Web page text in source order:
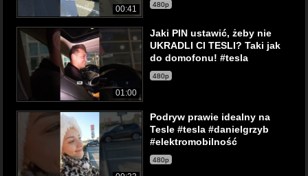
00:41 480p
01:00
Jaki PIN ustawić, żeby nie
UKRADLI CI TESLI? Taki jak
do domofonu! #tesla
480p
Podryw prawie idealny na
Tesle #tesla #danielgrzyb
#elektromobilność
480p